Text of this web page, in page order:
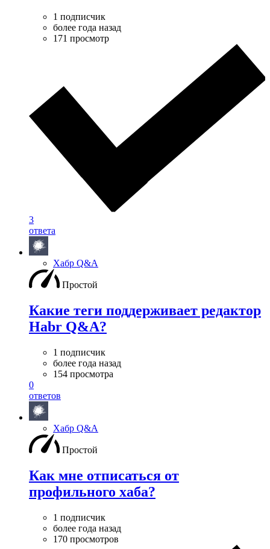
1 подписчик
более года назад
171 просмотр
3
ответа
Хабр Q&A
Простой
Какие теги поддерживает редактор
Habr Q&A?
1 подписчик
более года назад
154 просмотра
0
ответов
Хабр Q&A
Простой
Как мне отписаться от
профильного хаба?
1 подписчик
более года назад
170 просмотров